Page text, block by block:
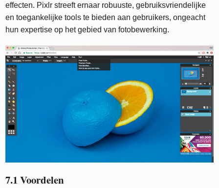
effecten. Pixlr streeft ernaar robuuste, gebruiksvriendelijke
en toegankelijke tools te bieden aan gebruikers, ongeacht
hun expertise op het gebied van fotobewerking.
7.1 Voordelen